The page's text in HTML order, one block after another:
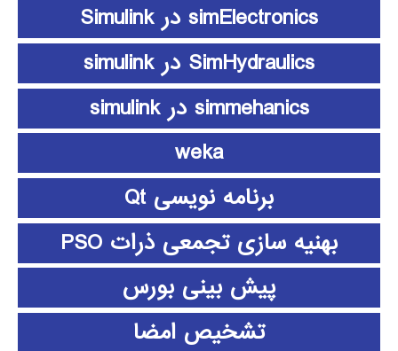
simElectronics در Simulink
SimHydraulics در simulink
simmehanics در simulink
weka
برنامه نویسی Qt
بهنیه سازی تجمعی ذرات PSO
پیش بینی بورس
تشخیص امضا